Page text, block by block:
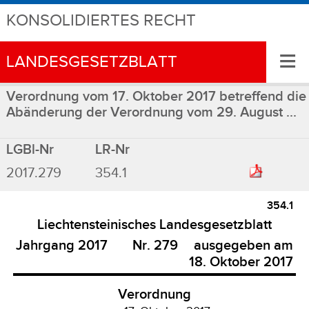
KONSOLIDIERTES RECHT
LANDESGESETZBLATT ≡
Verordnung vom 17. Oktober 2017 betreffend die
Abänderung der Verordnung vom 29. August ...
LGBl-Nr
LR-Nr
2017.279
354.1